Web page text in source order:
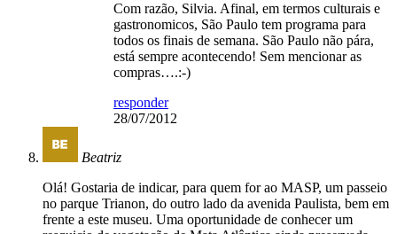
Com razão, Silvia. Afinal, em termos culturais e
gastronomicos, São Paulo tem programa para
todos os finais de semana. São Paulo não pára,
está sempre acontecendo! Sem mencionar as
compras….:-)
responder
28/07/2012
Beatriz
Olá! Gostaria de indicar, para quem for ao MASP, um passeio
no parque Trianon, do outro lado da avenida Paulista, bem em
frente a este museu. Uma oportunidade de conhecer um